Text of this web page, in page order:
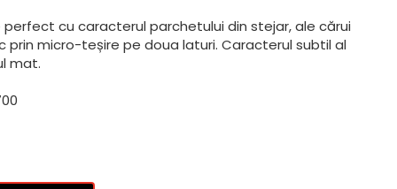
cu caracterul parchetului din stejar, ale cărui
micro-teșire pe doua laturi. Caracterul subtil al
mat.